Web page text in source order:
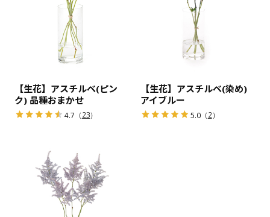
【生花】アスチルベ(ピン
ク) 品種おまかせ
4.7 （23）
【生花】アスチルベ(染め)
アイブルー
5.0（2）